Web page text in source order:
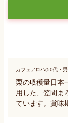
カフェアロハ(50代・
栗の収穫量日本
用した、笠間ま
ています。賞味